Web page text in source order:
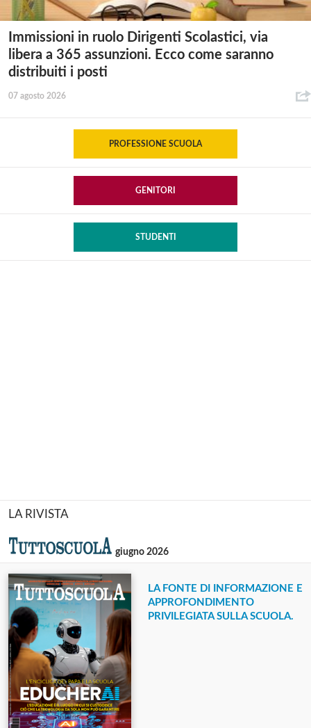
Immissioni in ruolo Dirigenti Scolastici, via
libera a 365 assunzioni. Ecco come saranno
distribuiti i posti
07 agosto 2026
PROFESSIONE SCUOLA
GENITORI
STUDENTI
LA RIVISTA
giugno 2026
LA FONTE DI INFORMAZIONE E
APPROFONDIMENTO
PRIVILEGIATA SULLA SCUOLA.